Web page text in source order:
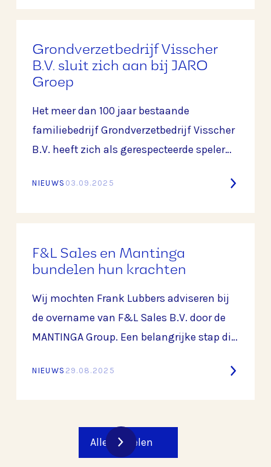
ontwikkeld tot een onderneming die
vakmanschap, innovatie en kwaliteit
combineert.
Grondverzetbedrijf Visscher
B.V. sluit zich aan bij JARO
Groep
Het meer dan 100 jaar bestaande
familiebedrijf Grondverzetbedrijf Visscher
B.V. heeft zich als gerespecteerde speler
en civiele techniek.
NIEUWS 03.09.2025
F&L Sales en Mantinga
bundelen hun krachten
Wij mochten Frank Lubbers adviseren bij
de overname van F&L Sales B.V. door de
MANTINGA Group. Een belangrijke stap die
beide partijen verder versterkt en een
NIEUWS 29.08.2025
Alle artikelen